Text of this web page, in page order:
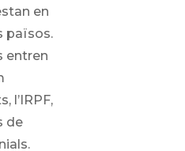
en
països.
entren
l’IRPF,
de